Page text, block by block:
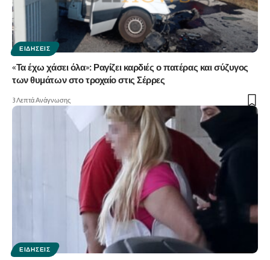
ΕΙΔΉΣΕΙΣ
«Τα έχω χάσει όλα»: Ραγίζει καρδιές ο πατέρας και σύζυγος
των θυμάτων στο τροχαίο στις Σέρρες
3 Λεπτά Ανάγνωσης
ΕΙΔΉΣΕΙΣ